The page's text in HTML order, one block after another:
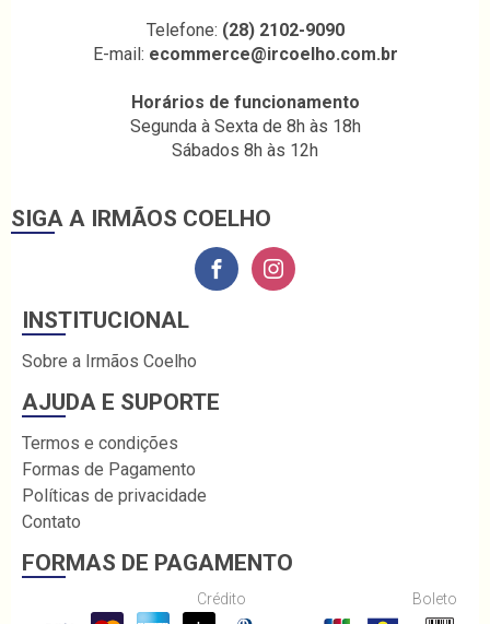
Telefone: (28) 2102-9090
E-mail: ecommerce@ircoelho.com.br
Horários de funcionamento
Segunda à Sexta de 8h às 18h
Sábados 8h às 12h
SIGA A IRMÃOS COELHO
INSTITUCIONAL
Sobre a Irmãos Coelho
AJUDA E SUPORTE
Termos e condições
Formas de Pagamento
Políticas de privacidade
Contato
FORMAS DE PAGAMENTO
Crédito Boleto